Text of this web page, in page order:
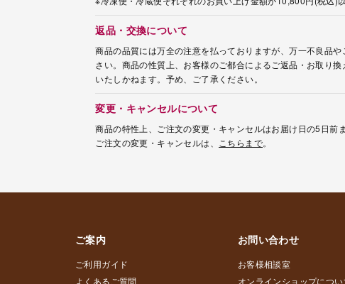
返品・交換について
商品の品質には万全の注意を払っておりますが、万一不良品
さい。商品の性質上、お客様のご都合によるご返品・お取り
いたしかねます。予め、ご了承ください。
変更・キャンセルについて
商品の特性上、ご注文の変更・キャンセルはお届け日の5日前
ご注文の変更・キャンセルは、
こちらまで。
ご案内
ご利用ガイド
よくあるご質問
お問い合わせ
お客様相談室
オンラインショップについ